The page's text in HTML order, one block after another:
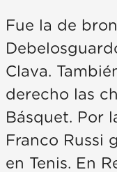
Fue la de
Clava.
derecho las
Básquet. Por
Franco Russi
en Tenis. En